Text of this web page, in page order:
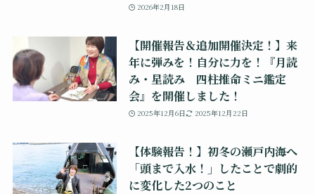
2026年2月18日
【開催報告＆追加開催決定！】来
年に弾みを！自分に力を！『月読
み・星読み 四柱推命ミニ鑑定
会』を開催しました！
2025年12月6日 2025年12月22日
【体験報告！】初冬の瀬戸内海へ
「頭まで入水！」したことで劇的
に変化した2つのこと